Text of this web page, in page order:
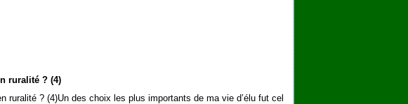
ruralité ? (4)
Un des choix les plus importants de ma vie d’élu fut cel